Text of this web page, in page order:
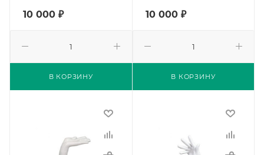
В КОРЗИНУ
10 000 ₽
В КОРЗИНУ
10 000₽